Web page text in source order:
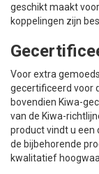
geschikt maakt
koppelingen zijn
Voor extra
gecertificeerd voor
bovendien Kiwa-
van de Kiwa-
product vindt u een
de bijbehorende
kwalitatief